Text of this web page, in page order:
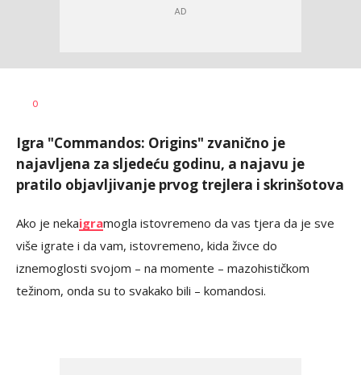
0
Igra "Commandos: Origins" zvanično je
najavljena za sljedeću godinu, a najavu je
pratilo objavljivanje prvog trejlera i skrinšotova
Ako je nekaigramogla istovremeno da vas tjera da je sve
više igrate i da vam, istovremeno, kida živce do
iznemoglosti svojom – na momente – mazohističkom
težinom, onda su to svakako bili – komandosi.